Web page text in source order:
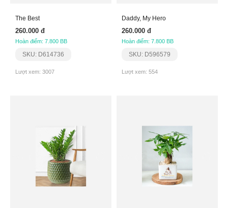
The Best
260.000 đ
Hoàn điểm: 7.800 BB
SKU: D614736
Lượt xem: 3007
Daddy, My Hero
260.000 đ
Hoàn điểm: 7.800 BB
SKU: D596579
Lượt xem: 554